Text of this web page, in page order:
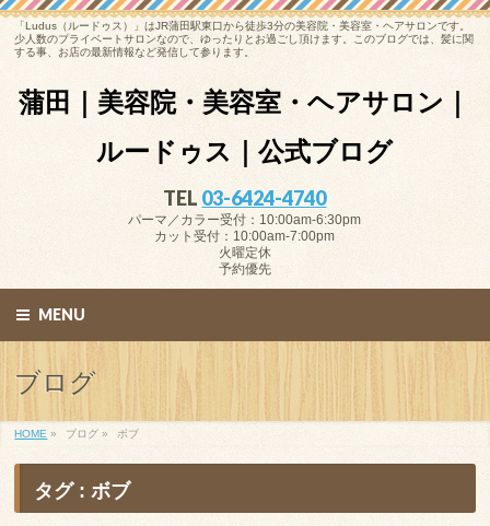
「Ludus（ルードゥス）」はJR蒲田駅東口から徒歩3分の美容院・美容室・ヘアサロンです。
少人数のプライベートサロンなので、ゆったりとお過ごし頂けます。このブログでは、髪に関
する事、お店の最新情報など発信して参ります。
蒲田｜美容院・美容室・ヘアサロン｜
ルードゥス｜公式ブログ
TEL 03-6424-4740
パーマ／カラー受付：10:00am-6:30pm
カット受付：10:00am-7:00pm
火曜定休
予約優先
MENU
ブログ
HOME » ブログ » ボブ
タグ : ボブ